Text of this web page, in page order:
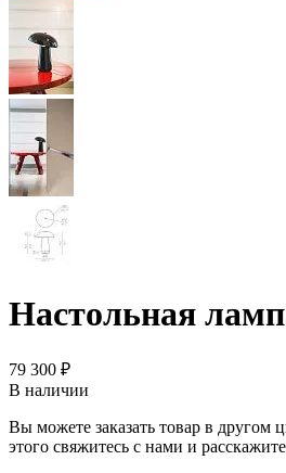
Настольная
79 300 ₽
В наличии
Вы можете заказать товар в другом
этого свяжитесь с нами и